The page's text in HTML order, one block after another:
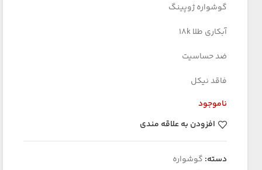
گوشواره ژوپینگ
آبکاری طلا 18k
ضد حساسیت
فاقد نیکل
ناموجود
افزودن به علاقه مندی
دسته: گوشواره